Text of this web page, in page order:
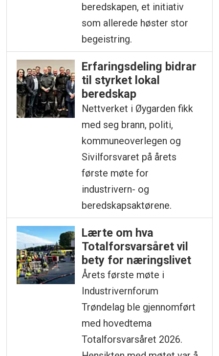
beredskapen, et initiativ
som allerede høster stor
begeistring.
Erfaringsdeling bidrar
til styrket lokal
beredskap
Nettverket i Øygarden fikk
med seg brann, politi,
kommuneoverlegen og
Sivilforsvaret på årets
første møte for
industrivern- og
beredskapsaktørene.
Lærte om hva
Totalforsvarsåret vil
bety for næringslivet
Årets første møte i
Industrivernforum
Trøndelag ble gjennomført
med hovedtema
Totalforsvarsåret 2026.